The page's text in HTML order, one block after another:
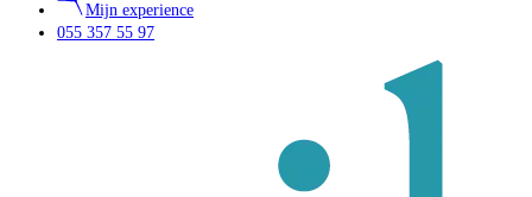
Mijn experience
055 357 55 97